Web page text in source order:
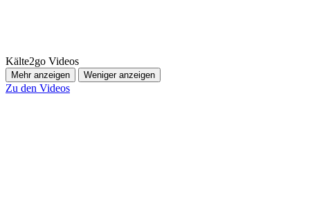
Kälte2go Videos
Mehr anzeigen Weniger anzeigen
Zu den Videos